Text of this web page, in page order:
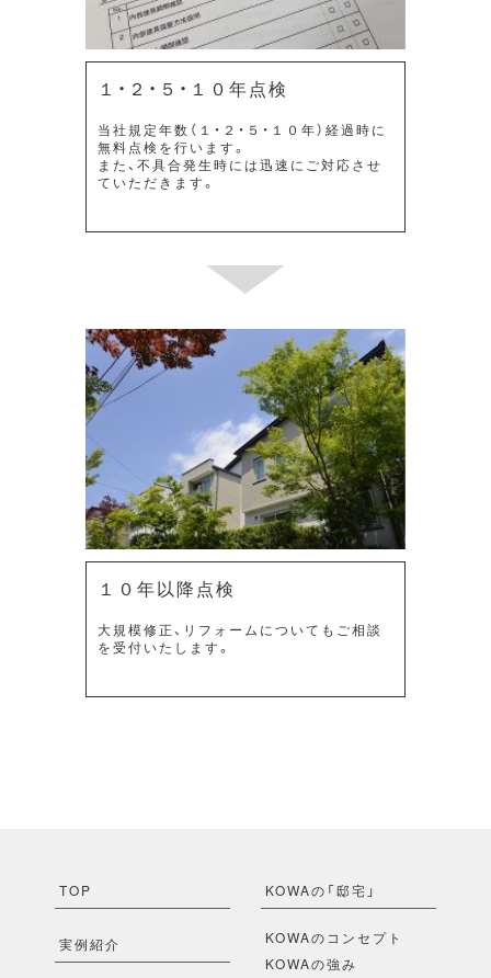
１・２・５・１０年点検
当社規定年数（１・２・５・１０年）経過時に
無料点検を行います。
また、不具合発生時には迅速にご対応させ
ていただきます。
１０年以降点検
大規模修正、リフォームについてもご相談
を受付いたします。
TOP
実例紹介
KOWAの「邸宅」
KOWAのコンセプト
KOWAの強み